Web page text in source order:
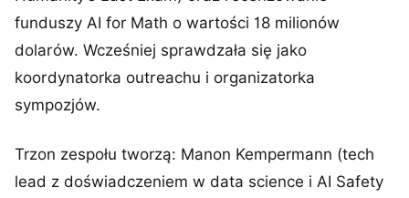
funduszy AI for Math o wartości 18 milionów
dolarów. Wcześniej sprawdzała się jako
koordynatorka outreachu i organizatorka
sympozjów.
Trzon zespołu tworzą: Manon Kempermann (tech
lead z doświadczeniem w data science i AI Safety